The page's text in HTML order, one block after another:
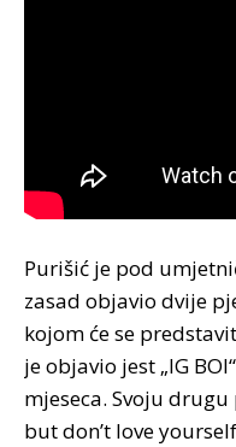
Purišić je pod
zasad objavio dvije
kojom će se
je objavio jest „IG
mjeseca. Svoju drugu
but don’t love